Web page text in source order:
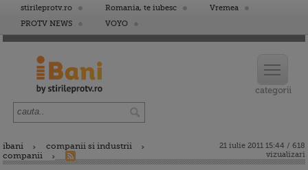
stirileprotv.ro Romania, te iubesc
Vremea
PROTV NEWS
VOYO
ibani
companii si industrii
companii
21 iulie 2011 15:44 / 618
vizualizari